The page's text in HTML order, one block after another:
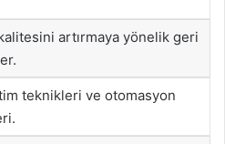
artırmaya yönelik geri
teknikleri ve otomasyon